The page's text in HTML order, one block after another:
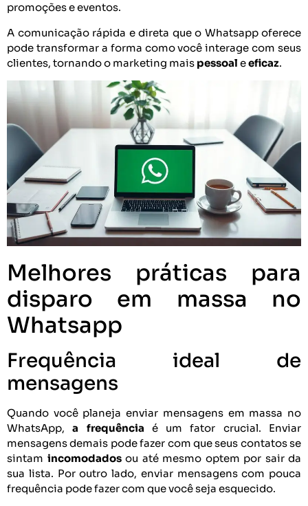
promoções e eventos.
A comunicação rápida e direta que o Whatsapp oferece
pode transformar a forma como você interage com seus
clientes, tornando o marketing mais pessoal eeficaz.
Melhores práticas para
disparo em massa no
Whatsapp
Frequência ideal de
mensagens
Quando você planeja enviar mensagens em massa no
WhatsApp,a frequência é um fator crucial. Enviar
mensagens demais pode fazer com que seus contatos se
sintam incomodadosou até mesmo optem por sair da
sua lista. Por outro lado, enviar mensagens com pouca
frequência pode fazer com que você seja esquecido.